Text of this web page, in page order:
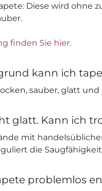
Diese wird ohne
finden Sie hier.
kann ich
sauber, glatt und
glatt. Kann ich
mit
die
problemlos